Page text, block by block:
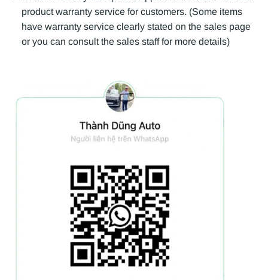
product warranty service for customers. (Some items
have warranty service clearly stated on the sales page
or you can consult the sales staff for more details)